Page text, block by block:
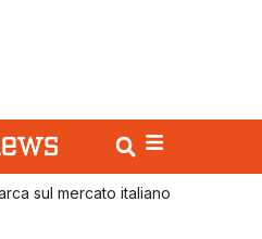
sul mercato italiano